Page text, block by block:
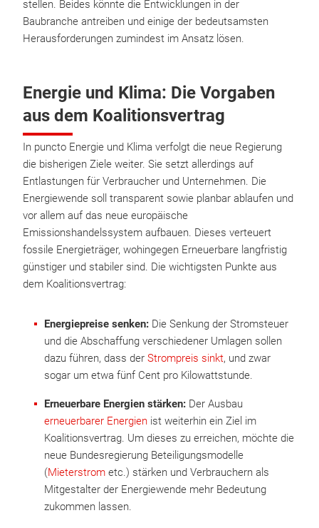
stellen. Beides könnte die Entwicklungen in der
Baubranche antreiben und einige der bedeutsamsten
Herausforderungen zumindest im Ansatz lösen.
Energie und Klima: Die Vorgaben
aus dem Koalitionsvertrag
In puncto Energie und Klima verfolgt die neue Regierung
die bisherigen Ziele weiter. Sie setzt allerdings auf
Entlastungen für Verbraucher und Unternehmen. Die
Energiewende soll transparent sowie planbar ablaufen und
vor allem auf das neue europäische
Emissionshandelssystem aufbauen. Dieses verteuert
fossile Energieträger, wohingegen Erneuerbare langfristig
günstiger und stabiler sind. Die wichtigsten Punkte aus
dem Koalitionsvertrag:
Energiepreise senken: Die Senkung der Stromsteuer
und die Abschaffung verschiedener Umlagen sollen
dazu führen, dass der Strompreis sinkt, und zwar
sogar um etwa fünf Cent pro Kilowattstunde.
Erneuerbare Energien stärken: Der Ausbau
erneuerbarer Energien ist weiterhin ein Ziel im
Koalitionsvertrag. Um dieses zu erreichen, möchte die
neue Bundesregierung Beteiligungsmodelle
(Mieterstrom etc.) stärken und Verbrauchern als
Mitgestalter der Energiewende mehr Bedeutung
zukommen lassen.